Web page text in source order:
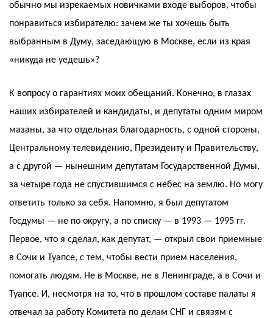
обычно мы изрекаемых новичками входе выборов, чтобы
понравиться избирателю: зачем же ты хочешь быть
выбранным в Думу, заседающую в Москве, если из края
«никуда не уедешь»?
К вопросу о гарантиях моих обещаний. Конечно, в глазах
наших избирателей и кандидаты, и депутаты одним миром
мазаны, за что отдельная благодарность, с одной стороны,
Центральному телевидению, Президенту и Правительству,
а с другой — нынешним депутатам Государственной Думы,
за четыре года не спустившимся с небес на землю. Но могу
ответить только за себя. Напомню, я был депутатом
Госдумы — не по округу, а по списку — в 1993 — 1995 гг.
Первое, что я сделал, как депутат, — открыл свои приемные
в Сочи и Туапсе, с тем, чтобы вести прием населения,
помогать людям. Не в Москве, не в Ленинграде, а в Сочи и
Туапсе. И, несмотря на то, что в прошлом составе палаты я
отвечал за работу Комитета по делам СНГ и связям с